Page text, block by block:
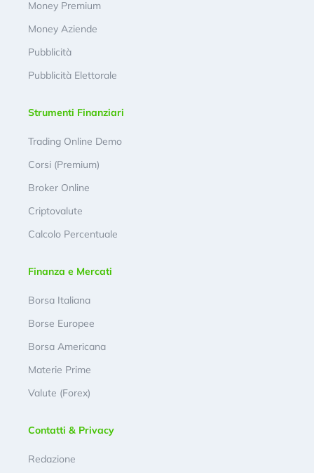
Money Premium
Money Aziende
Pubblicità
Pubblicità Elettorale
Strumenti Finanziari
Trading Online Demo
Corsi (Premium)
Broker Online
Criptovalute
Calcolo Percentuale
Finanza e Mercati
Borsa Italiana
Borse Europee
Borsa Americana
Materie Prime
Valute (Forex)
Contatti & Privacy
Redazione